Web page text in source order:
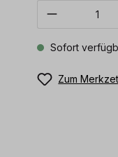
Produkt
Sofort
Zum